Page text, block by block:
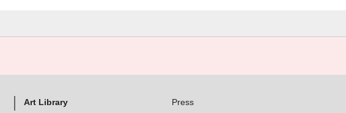
Art Library
Press